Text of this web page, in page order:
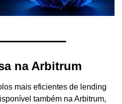
na Arbitrum
mais eficientes de lending
também na Arbitrum,